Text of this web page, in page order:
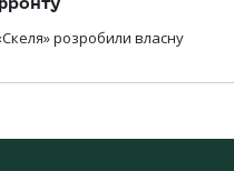
розробили власну